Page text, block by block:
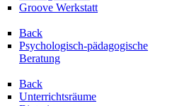
Groove Werkstatt
Back
Psychologisch-pädagogische
Beratung
Back
Unterrichtsräume